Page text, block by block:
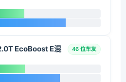
EcoBoost E混
46 位车友